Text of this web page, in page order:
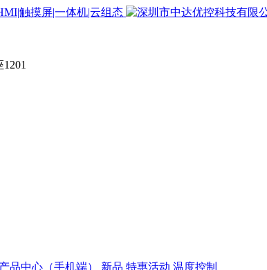
产品中心（手机端） 新品 特惠活动 温度控制